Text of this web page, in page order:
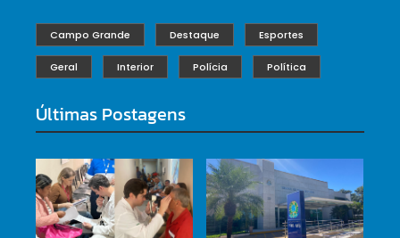
Campo Grande Destaque Esportes
Geral Interior Polícia Política
Últimas Postagens